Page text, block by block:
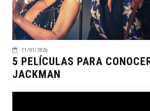
11/01/2026
5 PELÍCULAS PARA
JACKMAN